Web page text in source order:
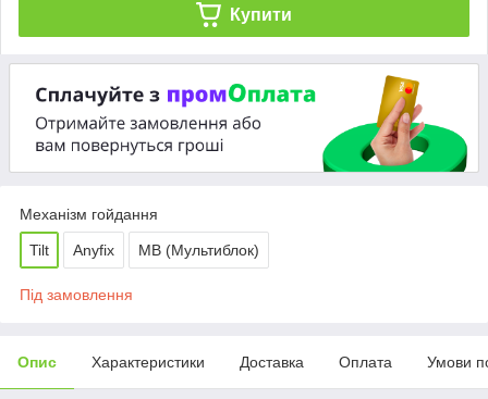
Купити
Механізм гойдання
Tilt Anyfix MB (Мультиблок)
Під замовлення
Опис Характеристики Доставка Оплата Умови